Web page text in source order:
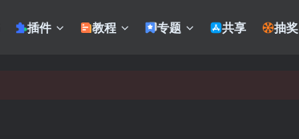
插件 教程 专题 共享 抽奖